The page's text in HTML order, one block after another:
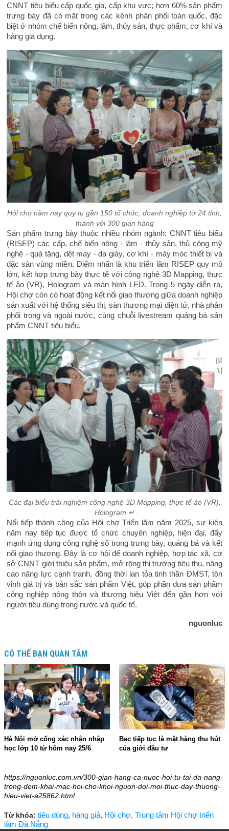
CNNT tiêu biểu cấp quốc gia, cấp khu vực; hơn 60% sản phẩm
trưng bày đã có mặt trong các kênh phân phối toàn quốc, đặc
biệt ở nhóm chế biến nông, lâm, thủy sản, thực phẩm, cơ khí và
hàng gia dụng.
Hội chợ năm nay quy tụ gần 150 tổ chức, doanh nghiệp từ 24 tỉnh,
thành với 300 gian hàng
Sản phẩm trưng bày thuộc nhiều nhóm ngành: CNNT tiêu biểu
(RISEP) các cấp, chế biến nông - lâm - thủy sản, thủ công mỹ
nghệ - quà tặng, dệt may - da giày, cơ khí - máy móc thiết bị và
đặc sản vùng miền. Điểm nhấn là khu triển lãm RISEP quy mô
lớn, kết hợp trưng bày thực tế với công nghệ 3D Mapping, thực
tế ảo (VR), Hologram và màn hình LED. Trong 5 ngày diễn ra,
Hội chợ còn có hoạt động kết nối giao thương giữa doanh nghiệp
sản xuất với hệ thống siêu thị, sàn thương mại điện tử, nhà phân
phối trong và ngoài nước, cùng chuỗi livestream quảng bá sản
phẩm CNNT tiêu biểu.
Các đại biểu trải nghiệm công nghệ 3D Mapping, thực tế ảo (VR),
Hologram ↵
Nối tiếp thành công của Hội chợ Triển lãm năm 2025, sự kiện
năm nay tiếp tục được tổ chức chuyên nghiệp, hiện đại, đẩy
mạnh ứng dụng công nghệ số trong trưng bày, quảng bá và kết
nối giao thương. Đây là cơ hội để doanh nghiệp, hợp tác xã, cơ
sở CNNT giới thiệu sản phẩm, mở rộng thị trường tiêu thụ, nâng
cao năng lực cạnh tranh, đồng thời lan tỏa tinh thần ĐMST, tôn
vinh giá trị và bản sắc sản phẩm Việt, góp phần đưa sản phẩm
công nghiệp nông thôn và thương hiệu Việt đến gần hơn với
người tiêu dùng trong nước và quốc tế.
nguonluc
CÓ THỂ BẠN QUAN TÂM
Hà Nội mở cổng xác nhận nhập
học lớp 10 từ hôm nay 25/6
Bạc tiếp tục là mặt hàng thu hút
của giới đầu tư
https://nguonluc.com.vn/300-gian-hang-ca-nuoc-hoi-tu-tai-da-nang-
trong-dem-khai-mac-hoi-cho-khoi-nguon-doi-moi-thuc-day-thuong-
hieu-viet-a25862.html
Từ khóa: tiêu dùng, hàng giả, Hội chợ, Trung tâm Hội chợ triển
lãm Đà Nẵng